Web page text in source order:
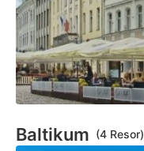
Baltikum (4 Resor)